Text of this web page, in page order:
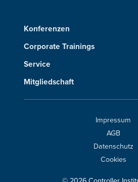
Konferenzen
Corporate Trainings
Service
Mitgliedschaft
Impressum
AGB
Datenschutz
Cookies